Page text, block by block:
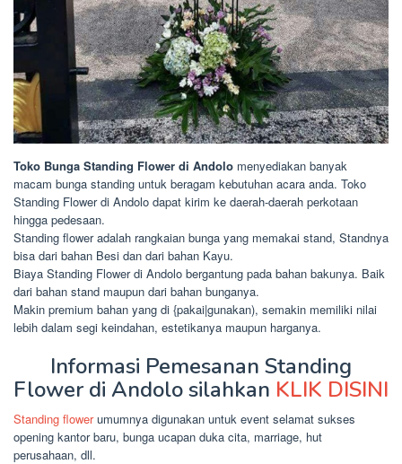
Toko Bunga Standing Flower di Andolo menyediakan banyak
macam bunga standing untuk beragam kebutuhan acara anda. Toko
Standing Flower di Andolo dapat kirim ke daerah-daerah perkotaan
hingga pedesaan.
Standing flower adalah rangkaian bunga yang memakai stand, Standnya
bisa dari bahan Besi dan dari bahan Kayu.
Biaya Standing Flower di Andolo bergantung pada bahan bakunya. Baik
dari bahan stand maupun dari bahan bunganya.
Makin premium bahan yang di {pakai|gunakan), semakin memiliki nilai
lebih dalam segi keindahan, estetikanya maupun harganya.
Informasi Pemesanan Standing
Flower di Andolo silahkan KLIK DISINI
Standing flowerumumnya digunakan untuk event selamat sukses
opening kantor baru, bunga ucapan duka cita, marriage, hut
perusahaan, dll.